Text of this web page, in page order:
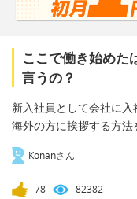
ここで働き始めた
言うの？
新入社員として会社に入
海外の方に挨拶する方法
Konanさん
78 82382